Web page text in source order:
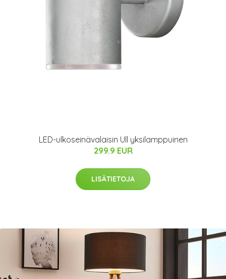
LED-ulkoseinävalaisin Ull yksilamppuinen
299.9 EUR
LISÄTIETOJA